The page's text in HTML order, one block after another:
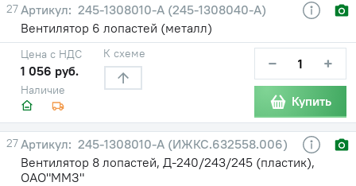
27
245-1308010-А (245-1308040-А)
Вентилятор 6 лопастей (металл)
Наличие
Цена с НДС
1 056 руб.
К схеме − +
Купить
27
245-1308010-А (ИЖКС.632558.006)
Вентилятор 8 лопастей, Д-240/243/245 (пластик),
ОАО"ММЗ"